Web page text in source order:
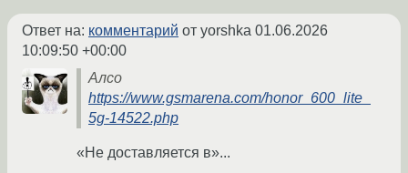
Ответ на: комментарий от yorshka 01.06.2026
10:09:50 +00:00
Алсо
https://www.gsmarena.com/honor_600_lite_
5g-14522.php
«Не доставляется в»...